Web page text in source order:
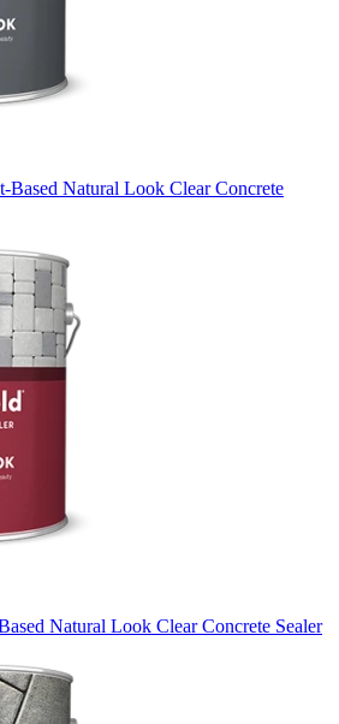
Natural Look Clear Concrete
Natural Look Clear Concrete Sealer